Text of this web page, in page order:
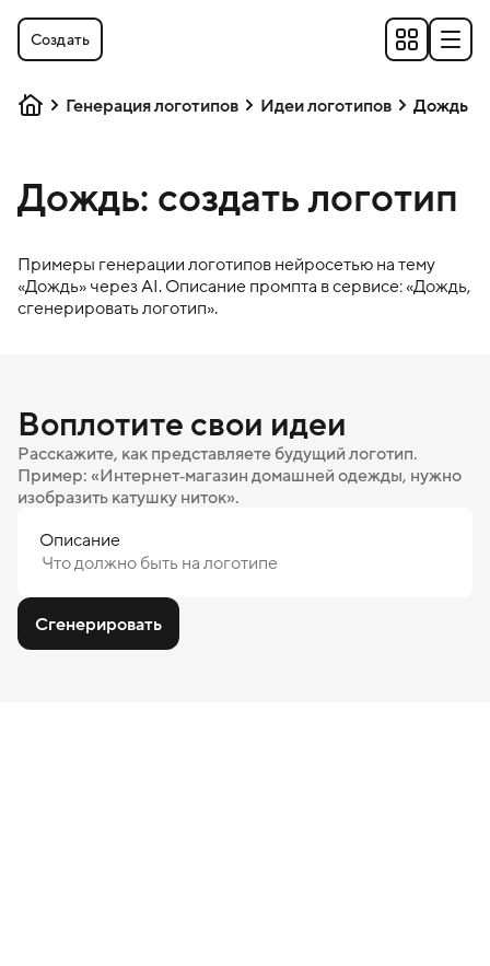
Создать
Генерация логотипов Идеи логотипов Дождь
Дождь: создать логотип
Примеры генерации логотипов нейросетью на тему
«Дождь» через AI. Описание промпта в сервисе: «Дождь,
сгенерировать логотип».
Воплотите свои идеи
Расскажите, как представляете будущий логотип.
Пример: «Интернет‑магазин домашней одежды, нужно
изобразить катушку ниток».
Описание
Сгенерировать